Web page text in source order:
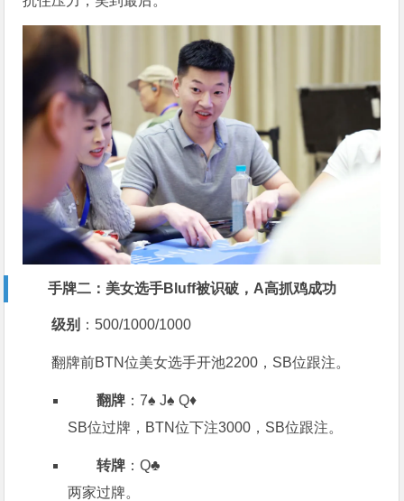
手牌二：美女选手Bluff被识破，A高抓鸡成功
级别 ：500/1000/1000
翻牌前BTN位美女选手开池2200，SB位跟注。
翻牌 ：7♠️ J♠️ Q♦️
SB位过牌，BTN位下注3000，SB位跟注。
转牌 ：Q♣️
两家过牌。